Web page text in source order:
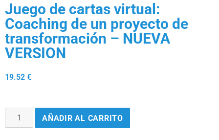
Juego de cartas virtual:
Coaching de un proyecto de
transformación – NUEVA
VERSION
19.52 €
AÑADIR AL CARRITO